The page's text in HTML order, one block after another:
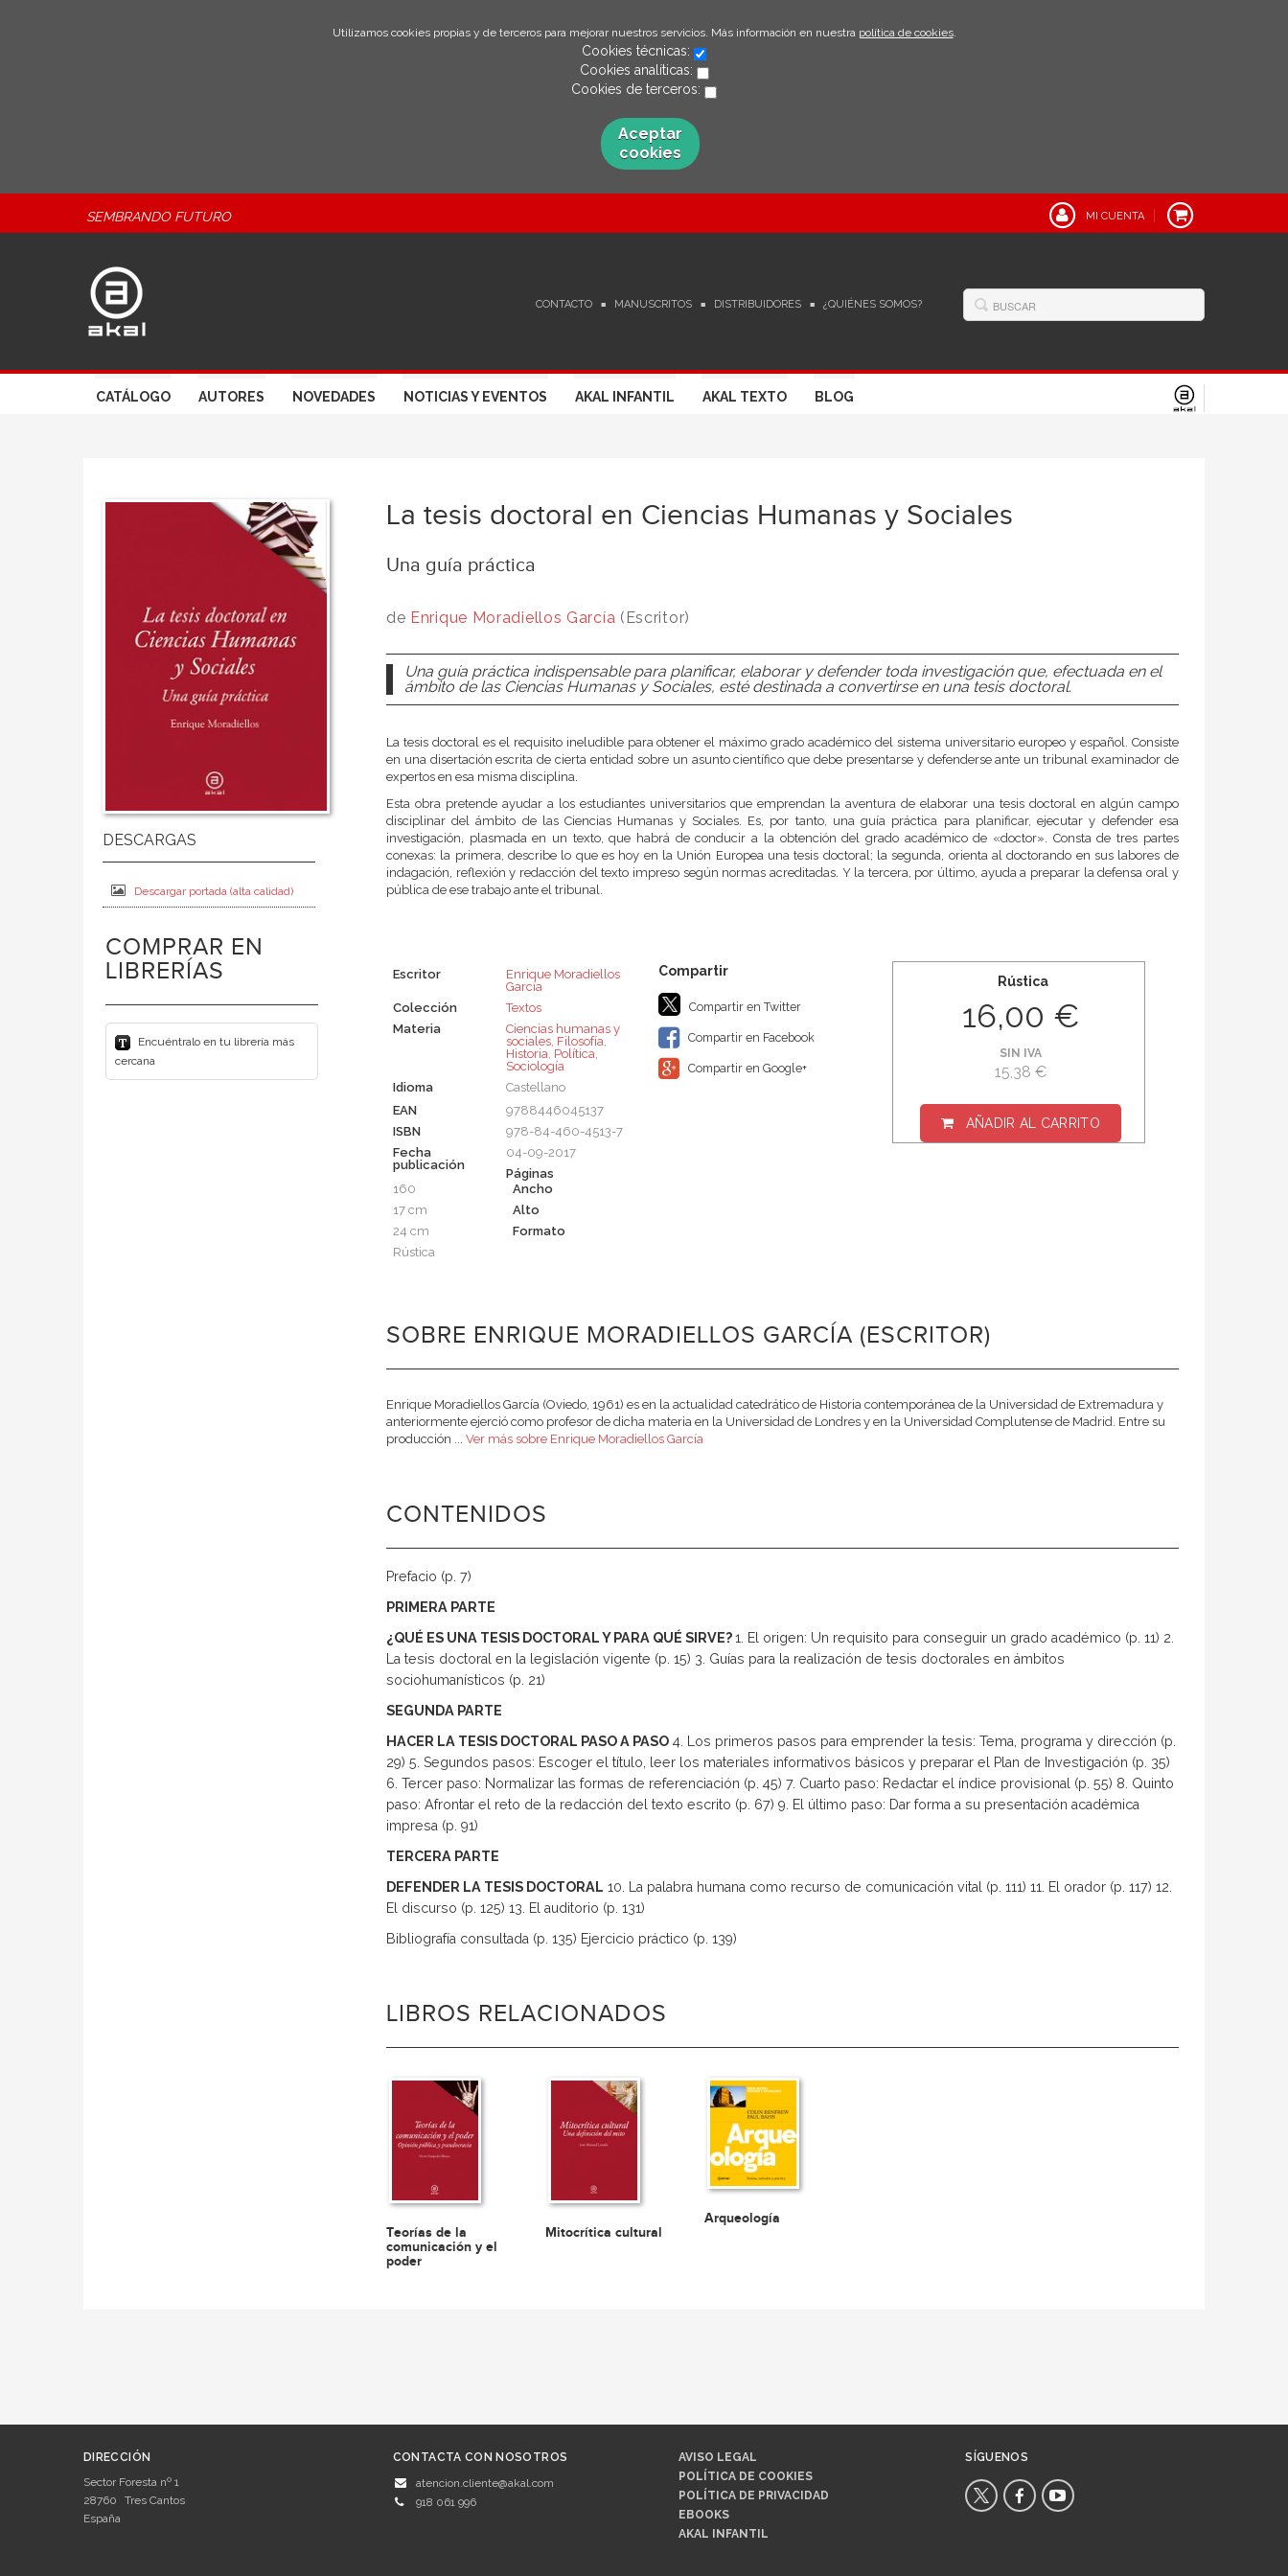
Utilizamos cookies propias y de terceros para mejorar nuestros servicios. Más información en nuestra política de cookies.
Cookies técnicas:
Cookies analíticas:
Cookies de terceros:
Aceptar
cookies
SEMBRANDO FUTURO MI CUENTA
CONTACTO MANUSCRITOS DISTRIBUIDORES ¿QUIÉNES SOMOS?
CATÁLOGO AUTORES NOVEDADES NOTICIAS Y EVENTOS AKAL INFANTIL AKAL TEXTO BLOG
Descargar portada (alta calidad)
COMPRAR EN
LIBRERÍAS
Encuéntralo en tu librería más
cercana
La tesis doctoral en Ciencias Humanas y Sociales
Una guía práctica
de Enrique Moradiellos García (Escritor)
Una guía práctica indispensable para planificar, elaborar y defender toda investigación que, efectuada en el
ámbito de las Ciencias Humanas y Sociales, esté destinada a convertirse en una tesis doctoral.
La tesis doctoral es el requisito ineludible para obtener el máximo grado académico del sistema universitario europeo y español. Consiste
en una disertación escrita de cierta entidad sobre un asunto científico que debe presentarse y defenderse ante un tribunal examinador de
expertos en esa misma disciplina.
Esta obra pretende ayudar a los estudiantes universitarios que emprendan la aventura de elaborar una tesis doctoral en algún campo
disciplinar del ámbito de las Ciencias Humanas y Sociales. Es, por tanto, una guía práctica para planificar, ejecutar y defender esa
investigación, plasmada en un texto, que habrá de conducir a la obtención del grado académico de «doctor». Consta de tres partes
conexas: la primera, describe lo que es hoy en la Unión Europea una tesis doctoral; la segunda, orienta al doctorando en sus labores de
indagación, reflexión y redacción del texto impreso según normas acreditadas. Y la tercera, por último, ayuda a preparar la defensa oral y
pública de ese trabajo ante el tribunal.
Escritor
Enrique Moradiellos
García
Colección
Textos
Materia
Ciencias humanas y
sociales, Filosofía,
Historia, Política,
Sociología
Idioma
Castellano
EAN
9788446045137
ISBN
978-84-460-4513-7
Fecha
publicación
04-09-2017
Páginas
160
Ancho
17 cm
Alto
24 cm
Formato
Rústica
Compartir en Twitter
Compartir en Facebook
Compartir en Google+
Rústica
16,00 €
SIN IVA
15,38 €
AÑADIR AL CARRITO
SOBRE ENRIQUE MORADIELLOS GARCÍA (ESCRITOR)
Enrique Moradiellos García (Oviedo, 1961) es en la actualidad catedrático de Historia contemporánea de la Universidad de Extremadura y
anteriormente ejerció como profesor de dicha materia en la Universidad de Londres y en la Universidad Complutense de Madrid. Entre su
producción ... Ver más sobre Enrique Moradiellos García
CONTENIDOS
Prefacio (p. 7)
PRIMERA PARTE
¿QUÉ ES UNA TESIS DOCTORAL Y PARA QUÉ SIRVE?1. El origen: Un requisito para conseguir un grado académico (p. 11) 2.
La tesis doctoral en la legislación vigente (p. 15) 3. Guías para la realización de tesis doctorales en ámbitos
sociohumanísticos (p. 21)
SEGUNDA PARTE
HACER LA TESIS DOCTORAL PASO A PASO4. Los primeros pasos para emprender la tesis: Tema, programa y dirección (p.
29) 5. Segundos pasos: Escoger el título, leer los materiales informativos básicos y preparar el Plan de Investigación (p. 35)
6. Tercer paso: Normalizar las formas de referenciación (p. 45) 7. Cuarto paso: Redactar el índice provisional (p. 55) 8. Quinto
paso: Afrontar el reto de la redacción del texto escrito (p. 67) 9. El último paso: Dar forma a su presentación académica
impresa (p. 91)
TERCERA PARTE
DEFENDER LA TESIS DOCTORAL 10. La palabra humana como recurso de comunicación vital (p. 111) 11. El orador (p. 117) 12.
El discurso (p. 125) 13. El auditorio (p. 131)
Bibliografía consultada (p. 135) Ejercicio práctico (p. 139)
LIBROS RELACIONADOS
Teorías de la
comunicación y el
poder
Mitocrítica cultural
Arqueología
DIRECCIÓN
Sector Foresta nº 1
28760
Tres Cantos
España
CONTACTA CON NOSOTROS
atencion.cliente@akal.com
918 061 996
AVISO LEGAL
POLÍTICA DE COOKIES
POLÍTICA DE PRIVACIDAD
EBOOKS
AKAL INFANTIL
SÍGUENOS